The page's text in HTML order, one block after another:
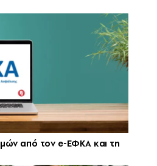
από τον e-ΕΦΚΑ και τη